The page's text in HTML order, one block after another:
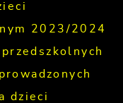
2023/2024
dzieci